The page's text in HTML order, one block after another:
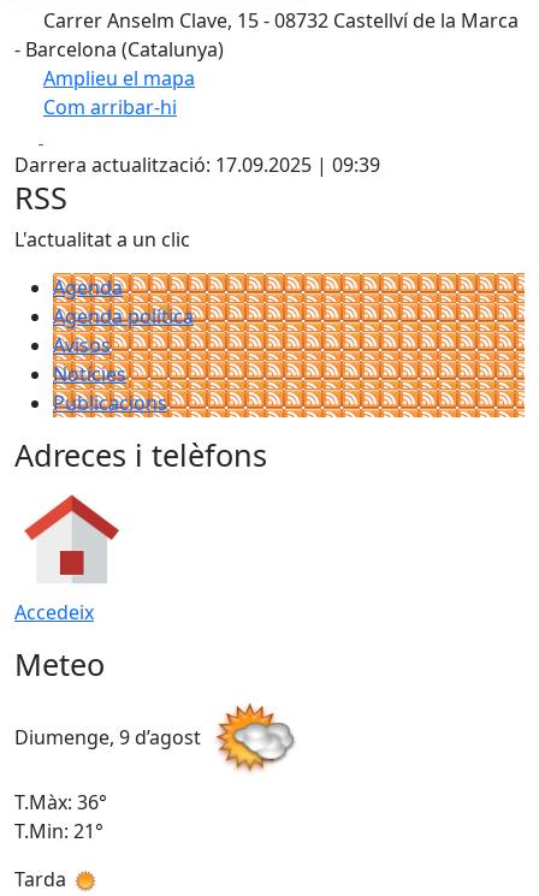
Carrer Anselm Clave, 15 - 08732 Castellví de la Marca
- Barcelona (Catalunya)
Amplieu el mapa
Com arribar-hi
+
−
Darrera actualització: 17.09.2025 | 09:39
RSS
L'actualitat a un clic
Agenda
Agenda política
Avisos
Notícies
Publicacions
Adreces i telèfons
Accedeix
Meteo
Diumenge, 9 d’agost
T.Màx: 36°
T.Min: 21°
Tarda